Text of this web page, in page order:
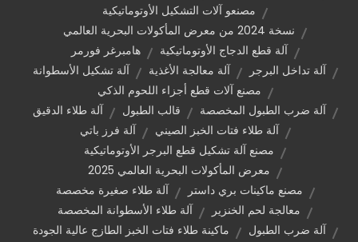
مصنعو آلات التشكيل الأوتوماتيكية
نسخة 2024 من معرض المأكولات البحرية العالمي
آلة قطع الدجاج الأوتوماتيكية
هامبرغر فورمر
آلة تداخل البرجر
آلة معالجة الأغذية
آلة تشكيل الأسطوانة
مصنع آلات قطع أجزاء اللحوم الذكي
آلة ضرب الطبول المخصصة
قالب الطبول
آلة طلاء الدقيق
آلة طلاء فتات الخبز الصيني
آلة فرز باتي
مصنع آلة تشكيل قطع البرجر الأوتوماتيكية
معرض المأكولات البحرية العالمي 2025
مصنع ماكينات بري داستر
آلة طلاء صغيرة مخصصة
معالجة لحم الخنزير
آلة طلاء الأسطوانة المخصصة
آلة ضرب الطبول
ماكينة طلاء فتات الخبز الطازج عالية الجودة